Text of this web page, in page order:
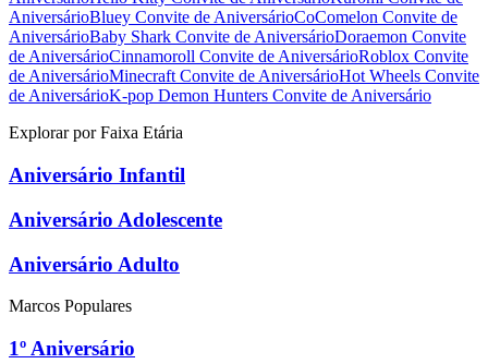
AniversárioBluey Convite de AniversárioCoComelon Convite de
AniversárioBaby Shark Convite de AniversárioDoraemon Convite
de AniversárioCinnamoroll Convite de AniversárioRoblox Convite
de AniversárioMinecraft Convite de AniversárioHot Wheels Convite
de AniversárioK-pop Demon Hunters Convite de Aniversário
Explorar por Faixa Etária
Aniversário Infantil
Aniversário Adolescente
Aniversário Adulto
Marcos Populares
1º Aniversário